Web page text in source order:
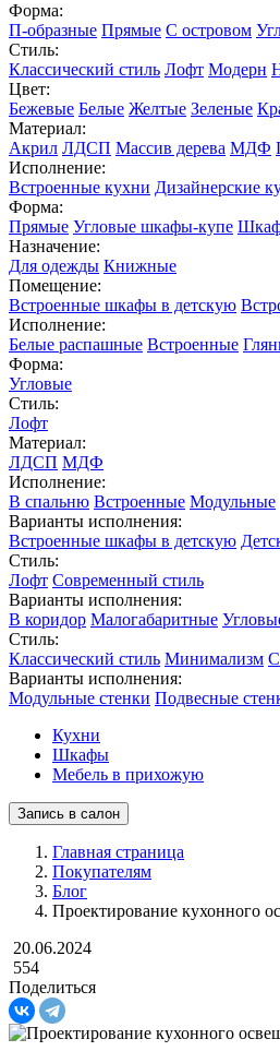
Форма:
П-образные Прямые С островом
Стиль:
Классический стиль Лофт Модерн
Цвет:
Бежевые Белые Желтые Зеленые
Материал:
Акрил ЛДСП Массив дерева МДФ
Исполнение:
Встроенные кухни Дизайнерские
Форма:
Прямые Угловые шкафы-купе
Назначение:
Для одежды Книжные
Помещение:
Встроенные шкафы в детскую
Исполнение:
Белые распашные Встроенные
Форма:
Угловые
Стиль:
Лофт
Материал:
ЛДСП МДФ
Исполнение:
В спальню Встроенные Модульные
Варианты исполнения:
Встроенные шкафы в детскую
Стиль:
Лофт Современный стиль
Варианты исполнения:
В коридор Малогабаритные
Стиль:
Классический стиль Минимализм
Варианты исполнения:
Модульные стенки Подвесные
Кухни
Шкафы
Мебель в прихожую
Запись в салон
Главная страница
Покупателям
Блог
Проектирование кухонного
20.06.2024
554
Поделиться